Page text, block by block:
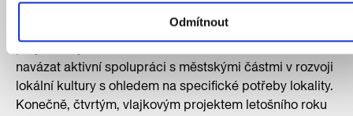
Odmítnout
zobrazovat v mapě území Prahy. Plný provoz portálu byl
měl být hotov do roku 2023. Dalším stěžejním
projektem je Kultura v lokalitách. Kreativní Praha chce
navázat aktivní spolupráci s městskými částmi v rozvoji
lokální kultury s ohledem na specifické potřeby lokality.
Konečně, čtvrtým, vlajkovým projektem letošního roku